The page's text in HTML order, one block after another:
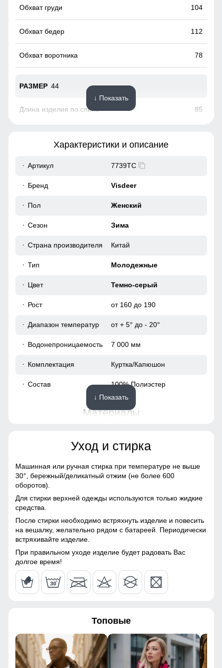
Удобно расстёгивается снизу, не стесняет движения,
особенно комфортна при вождении и в поездках на
транспорте.
Позволяют легко регулировать длину, создавая стильный
лёгкости и динамики, подчёркивая индивидуальность.
Позволяют легко регулировать длину, создавая стильный
эффект 3/4. Это не только удобно, но и добавляет образу
лёгкости и динамики, подчёркивая индивидуальность.
Материал подкладки!
Плотный полиэстер — тёплый, износостойкий и приятный
к телу. Внутренний карман удобно подходит для
телефона, документов и разных мелочей!
104
112
78
44
85
48
74
80
↓ Показать
Характеристики и описание
Артикул 7739TC
Бренд Visdeer
Пол Женский
Сезон Зима
Страна производителя Китай
Тип Молодежные
Цвет Темно-серый
Рост от 160 до 190
Диапазон температур от + 5° до - 20°
Водонепроницаемость 7 000 мм
Комплектация Куртка/Капюшон
Состав 100% Полиэстер
Материалы
Полиэстер, Плащевка,
Болонь, Экологичные
Материал подкладки Полиэстер
Материал подкладки
капюшона
Полиэстер
Материал подкладки
кармана
Полиэстер
Материал наполнителя
Фактура материала Шероховатая, стеганная
Плотность утеплителя (г/ 200
Конструктивные особенности
↓ Показать
Уход и стирка
Машинная или ручная стирка при температуре не выше
30°, бережный/деликатный отжим (не более 600
оборотов).
Для стирки верхней одежды используются только жидкие
средства.
После стирки необходимо встряхнуть изделие и повесить
на вешалку, желательно рядом с батареей. Периодически
встряхивайте изделие.
При правильном уходе изделие будет радовать Вас
долгое время!
Топовые